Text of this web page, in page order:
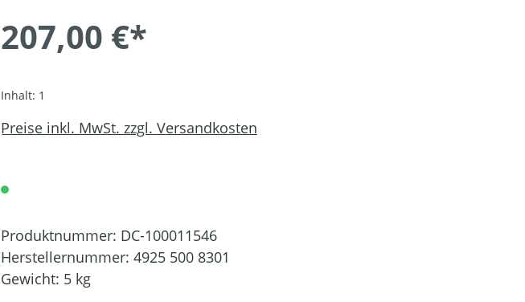
207,00 €*
Inhalt: 1
Preise inkl. MwSt. zzgl. Versandkosten
Produktnummer: DC-100011546
Herstellernummer: 4925 500 8301
Gewicht: 5 kg